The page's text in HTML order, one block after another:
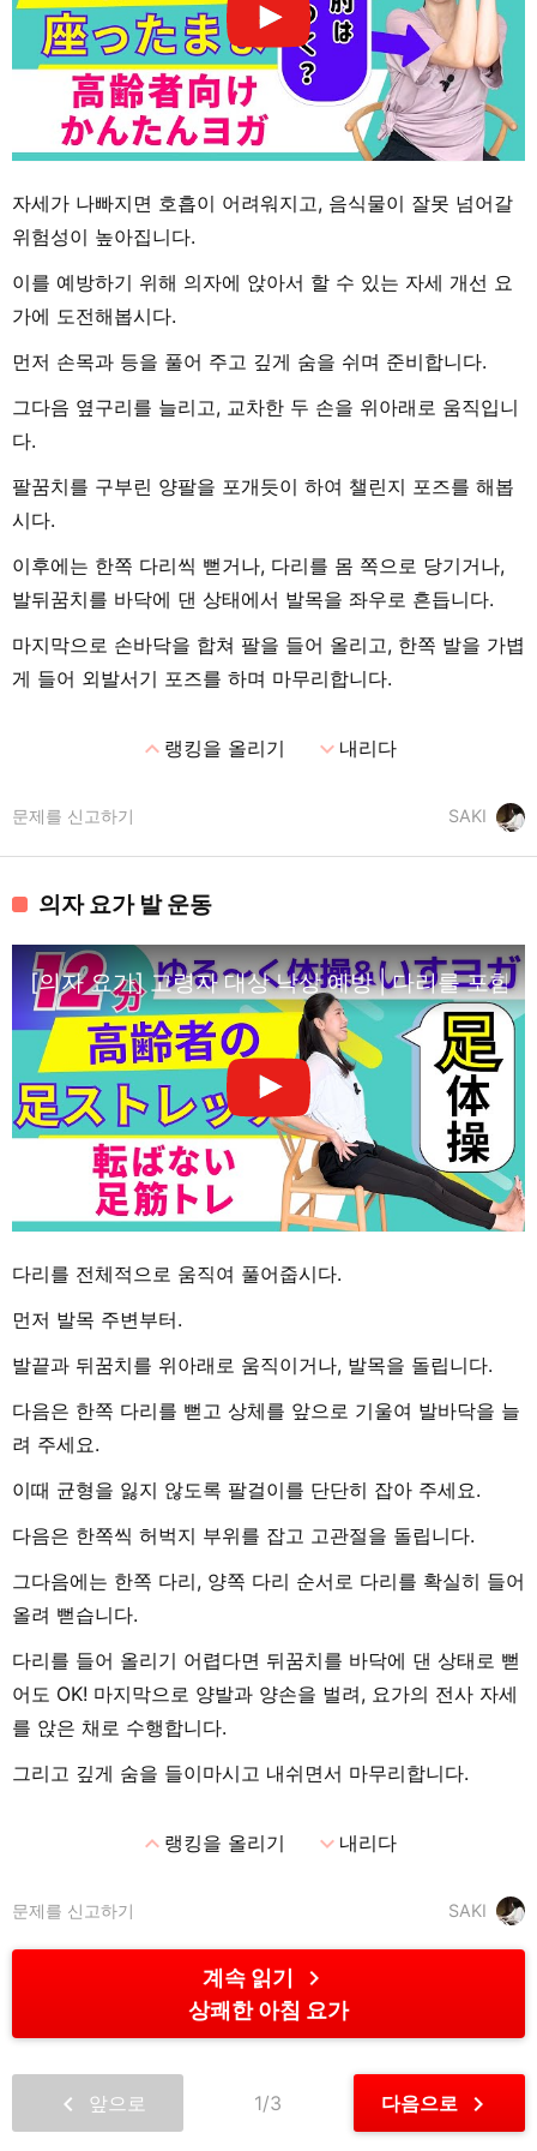
자세가 나빠지면 호흡이 어려워지고, 음식물이 잘못 넘어갈
위험성이 높아집니다.
이를 예방하기 위해 의자에 앉아서 할 수 있는 자세 개선 요
가에 도전해봅시다.
먼저 손목과 등을 풀어 주고 깊게 숨을 쉬며 준비합니다.
그다음 옆구리를 늘리고, 교차한 두 손을 위아래로 움직입니
다.
팔꿈치를 구부린 양팔을 포개듯이 하여 챌린지 포즈를 해봅
시다.
이후에는 한쪽 다리씩 뻗거나, 다리를 몸 쪽으로 당기거나,
발뒤꿈치를 바닥에 댄 상태에서 발목을 좌우로 흔듭니다.
마지막으로 손바닥을 합쳐 팔을 들어 올리고, 한쪽 발을 가볍
게 들어 외발서기 포즈를 하며 마무리합니다.
expand_less랭킹을 올리기 expand_more내리다
SAKI
문제를 신고하기
의자 요가 발 운동
[의자 요가] 고령자 대상 낙상 예방 | 다리를 포함
다리를 전체적으로 움직여 풀어줍시다.
먼저 발목 주변부터.
발끝과 뒤꿈치를 위아래로 움직이거나, 발목을 돌립니다.
다음은 한쪽 다리를 뻗고 상체를 앞으로 기울여 발바닥을 늘
려 주세요.
이때 균형을 잃지 않도록 팔걸이를 단단히 잡아 주세요.
다음은 한쪽씩 허벅지 부위를 잡고 고관절을 돌립니다.
그다음에는 한쪽 다리, 양쪽 다리 순서로 다리를 확실히 들어
올려 뻗습니다.
다리를 들어 올리기 어렵다면 뒤꿈치를 바닥에 댄 상태로 뻗
어도 OK! 마지막으로 양발과 양손을 벌려, 요가의 전사 자세
를 앉은 채로 수행합니다.
그리고 깊게 숨을 들이마시고 내쉬면서 마무리합니다.
expand_less랭킹을 올리기 expand_more내리다
SAKI
문제를 신고하기
계속 읽기 chevron_right
상쾌한 아침 요가
chevron_left 앞으로 1/3 다음으로 chevron_right